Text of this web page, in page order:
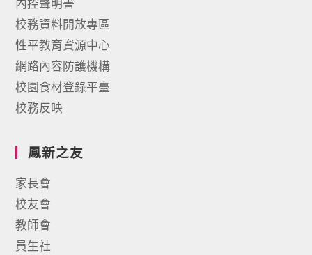
內控聲明書
校務資料開放專區
性平教育資源中心
網路內容防護機構
校園食材登錄平臺
校務反映
鳳新之友
家長會
校友會
教師會
員生社